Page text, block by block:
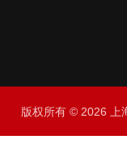
版权所有 © 2026